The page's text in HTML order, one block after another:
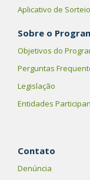
Aplicativo de Sorteio
Sobre o
Objetivos do
Perguntas
Legislação
Entidades
Contato
Denúncia